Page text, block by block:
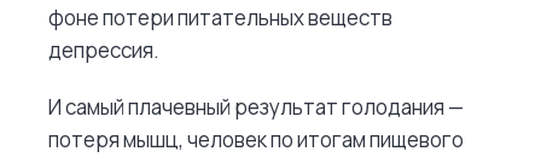
фоне потери питательных веществ
депрессия.
И самый плачевный результат голодания —
потеря мышц, человек по итогам пищевого